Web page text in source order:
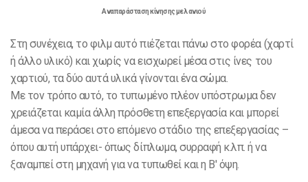
Αναπαράσταση κίνησης μελανιού
Στη συνέχεια, το φιλμ αυτό πιέζεται πάνω στο φορέα (χαρτί
ή άλλο υλικό) και χωρίς να εισχωρεί μέσα στις ίνες του
χαρτιού, τα δύο αυτά υλικά γίνονται ένα σώμα.
Με τον τρόπο αυτό, το τυπωμένο πλέον υπόστρωμα δεν
χρειάζεται καμία άλλη πρόσθετη επεξεργασία και μπορεί
άμεσα να περάσει στο επόμενο στάδιο της επεξεργασίας –
όπου αυτή υπάρχει- όπως δίπλωμα, συρραφή κ.λπ. ή να
ξαναμπεί στη μηχανή για να τυπωθεί και η Β' όψη.